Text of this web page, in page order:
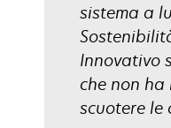
sistema a
Innovativo
che non
scuotere le